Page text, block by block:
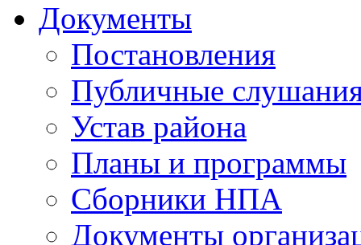
Документы
Постановления
Публичные
Устав района
Планы и программы
Сборники НПА
Документы